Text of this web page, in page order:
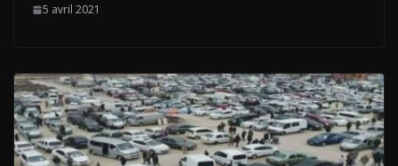
5 avril 2021